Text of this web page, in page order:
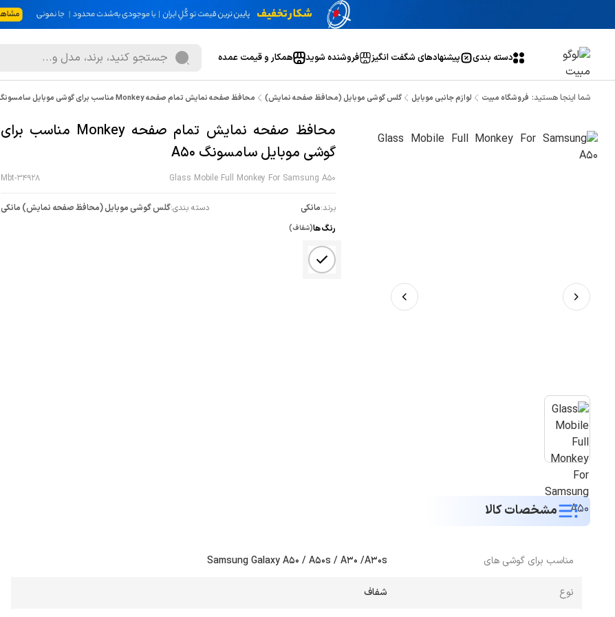
دسته بندی پیشنهاد‌های شگفت انگیز فروشنده شوید همکار و قیمت عمده
شما اینجا هستید: فروشگاه مبیت لوازم جانبی موبایل گلس گوشی موبایل (محافظ صفحه نمایش) محافظ صفحه نمایش تمام صفحه Monkey مناسب برای گوشی موبایل سامسونگ A50
محافظ صفحه نمایش تمام صفحه Monkey مناسب برای
گوشی موبایل سامسونگ A50
Glass Mobile Full Monkey For Samsung A50
Mbt-34928
برند:مانکی دسته بندی:گلس گوشی موبایل (محافظ صفحه نمایش) مانکی
رنگ ها(شفاف)
مشخصات کالا
مناسب برای گوشی های Samsung Galaxy A50 / A50s / A30 /A30s
نوع شفاف